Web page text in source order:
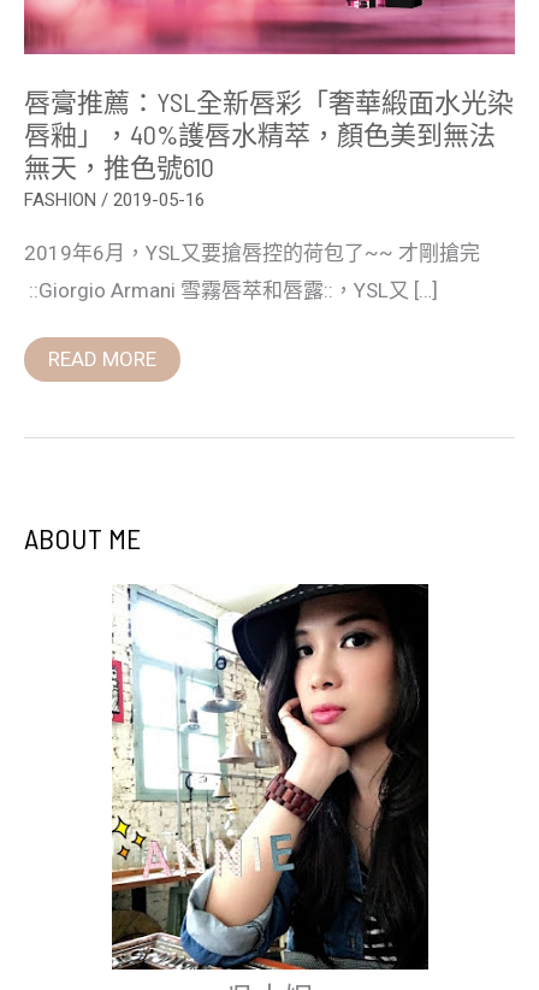
唇膏推薦：YSL全新唇彩「奢華緞面水光染
唇釉」，40%護唇水精萃，顏色美到無法
無天，推色號610
FASHION / 2019-05-16
2019年6月，YSL又要搶唇控的荷包了~~ 才剛搶完
::Giorgio Armani 雪霧唇萃和唇露::，YSL又 […]
染
唇
釉」，
護
唇
水
精
萃，
顏
美
到
無
法
天，
推
色
READ MORE
ABOUT ME